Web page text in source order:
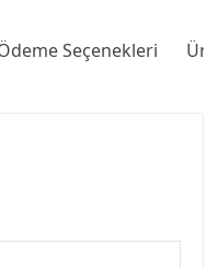
Seçenekleri